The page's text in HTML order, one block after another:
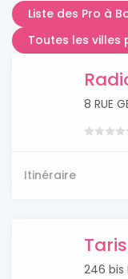
Liste des Pro à
Toutes les villes
8 RUE
Itinéraire
246 bis